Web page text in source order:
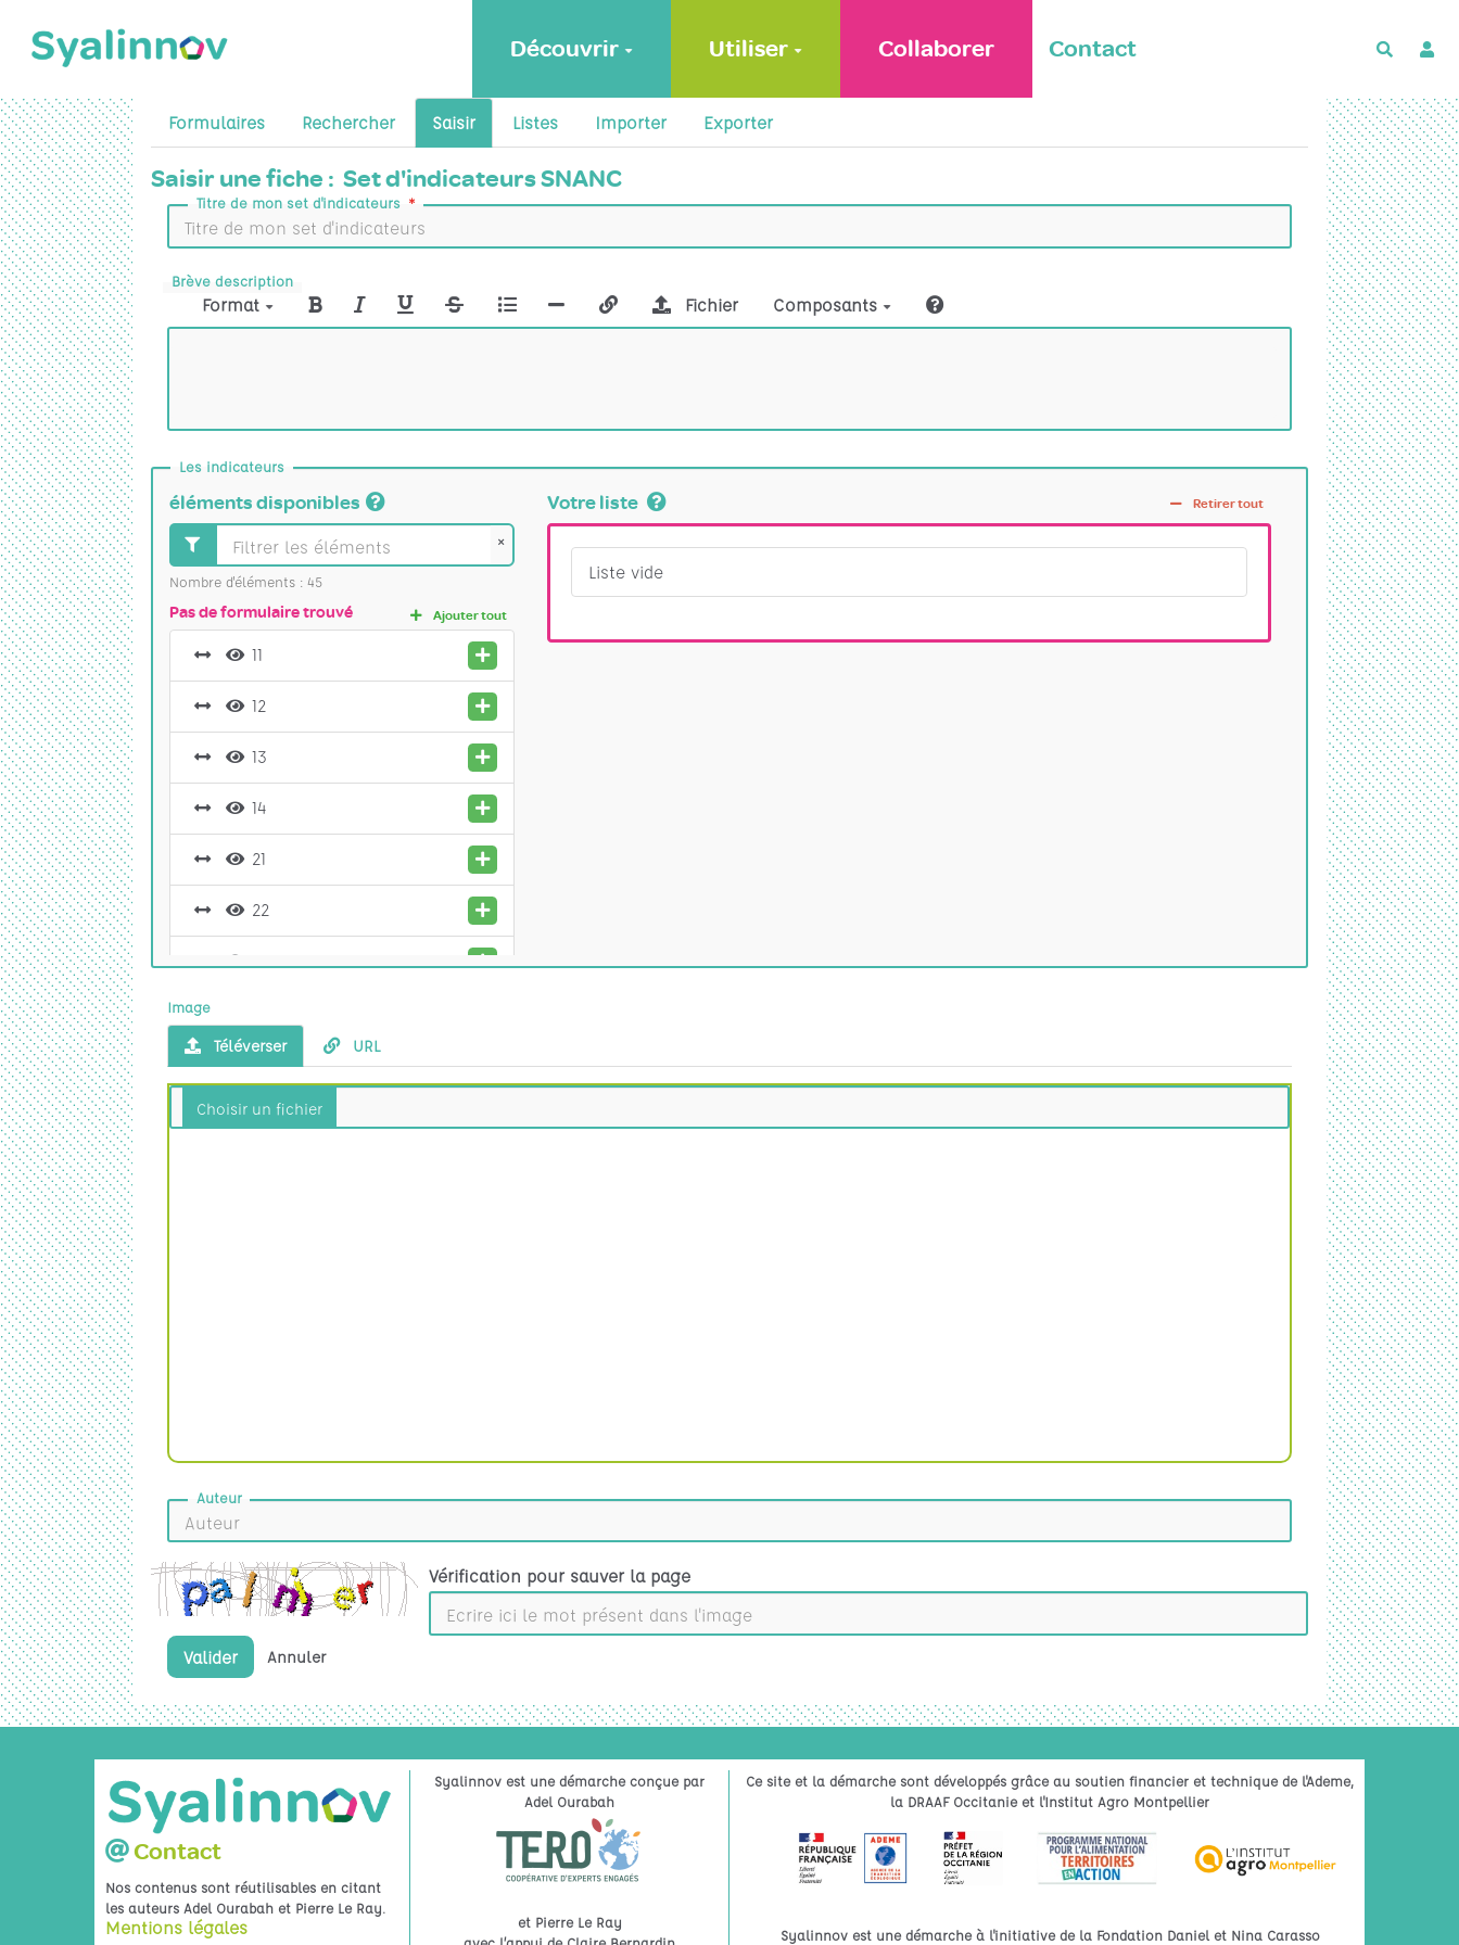
Découvrir Utiliser Collaborer Contact
Formulaires Rechercher Saisir Listes Importer Exporter
Saisir une fiche : Set d'indicateurs SNANC
Titre de mon set d'indicateurs
Brève description
Format Fichier Composants
Les indicateurs
éléments disponibles
×
Nombre d'éléments : 45
Pas de formulaire trouvé Ajouter tout
11
12
13
14
21
22
31
32
51
53
54
55
56
62
63
Votre liste Retirer tout
Liste vide
Image
Téléverser URL
Auteur
Vérification pour sauver la page
Valider Annuler
Contact
Nos contenus sont réutilisables en citant
les auteurs Adel Ourabah et Pierre Le Ray.
Mentions légales
Syalinnov est une démarche conçue par
Adel Ourabah
et Pierre Le Ray
Ce site et la démarche sont développés grâce au soutien financier et technique de l'Ademe,
la DRAAF Occitanie et l'Institut Agro Montpellier
Syalinnov est une démarche à l'initiative de la Fondation Daniel et Nina Carasso